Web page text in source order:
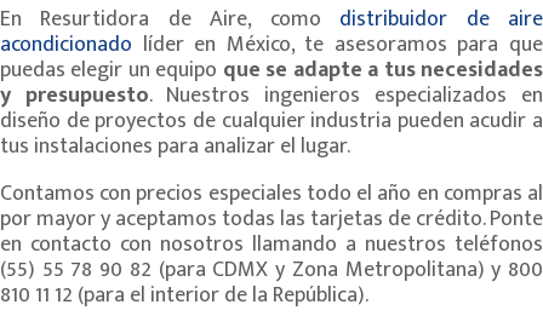
En Resurtidora de Aire, como distribuidor de aire
acondicionado líder en México, te asesoramos para que
puedas elegir un equipo que se adapte a tus necesidades
y presupuesto. Nuestros ingenieros especializados en
diseño de proyectos de cualquier industria pueden acudir a
tus instalaciones para analizar el lugar.
Contamos con precios especiales todo el año en compras al
por mayor y aceptamos todas las tarjetas de crédito. Ponte
en contacto con nosotros llamando a nuestros teléfonos
(55) 55 78 90 82 (para CDMX y Zona Metropolitana) y 800
810 11 12 (para el interior de la República).